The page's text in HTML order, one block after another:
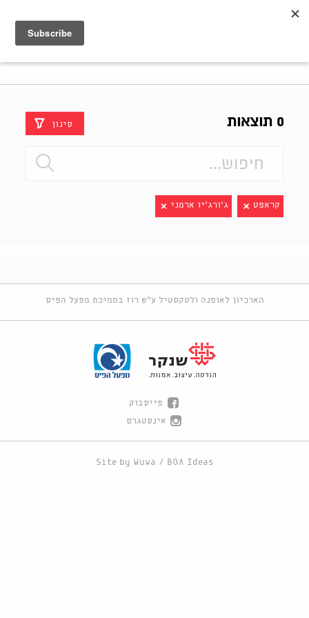
0 תוצאות סינון
קראפט ג'ורג'יו ארמני
הארכיון לאופנה ולטקסטיל ע"ש רוז בתמיכת מפעל הפיס
פייסבוק
אינסטגרם
Site by Wuwa / BOA Ideas